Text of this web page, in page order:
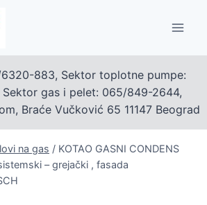
6320-883, Sektor toplotne pumpe:
gas i pelet: 065/849-2644,
Braće Vučković 65 11147 Beograd
na gas / KOTAO GASNI CONDENS
– grejački , fasada